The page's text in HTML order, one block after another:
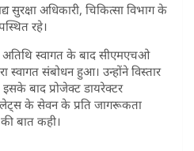
अधिकारी, चिकित्सा विभाग के
रहे।
अतिथि स्वागत के बाद सीएमएचओ
स्वागत संबोधन हुआ। उन्होंने विस्तार
बाद प्रोजेक्ट डायरेक्टर
के सेवन के प्रति जागरूकता
बात कही।